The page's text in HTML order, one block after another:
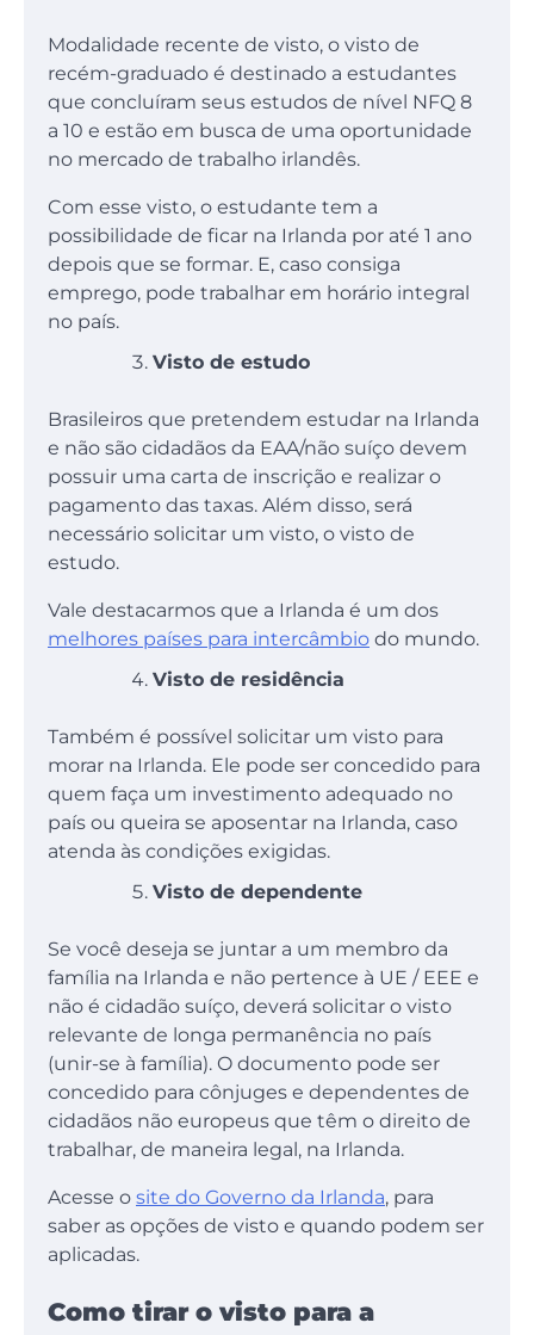
Modalidade recente de visto, o visto de
recém-graduado é destinado a estudantes
que concluíram seus estudos de nível NFQ 8
a 10 e estão em busca de uma oportunidade
no mercado de trabalho irlandês.
Com esse visto, o estudante tem a
possibilidade de ficar na Irlanda por até 1 ano
depois que se formar. E, caso consiga
emprego, pode trabalhar em horário integral
no país.
Visto de estudo
Brasileiros que pretendem estudar na Irlanda
e não são cidadãos da EAA/não suíço devem
possuir uma carta de inscrição e realizar o
pagamento das taxas. Além disso, será
necessário solicitar um visto, o visto de
estudo.
Vale destacarmos que a Irlanda é um dos
melhores países para intercâmbio do mundo.
Visto de residência
Também é possível solicitar um visto para
morar na Irlanda. Ele pode ser concedido para
quem faça um investimento adequado no
país ou queira se aposentar na Irlanda, caso
atenda às condições exigidas.
Visto de dependente
Se você deseja se juntar a um membro da
família na Irlanda e não pertence à UE / EEE e
não é cidadão suíço, deverá solicitar o visto
relevante de longa permanência no país
(unir-se à família). O documento pode ser
concedido para cônjuges e dependentes de
cidadãos não europeus que têm o direito de
trabalhar, de maneira legal, na Irlanda.
Acesse o site do Governo da Irlanda, para
saber as opções de visto e quando podem ser
aplicadas.
Como tirar o visto para a